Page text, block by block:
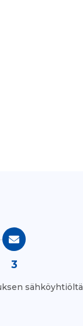
3
sähköyhtiöltä